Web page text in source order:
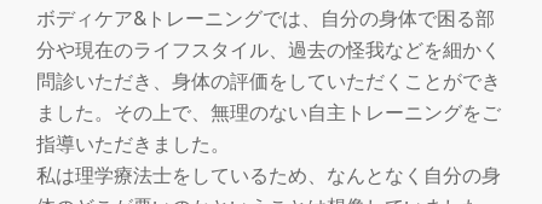
ボディケア&トレーニングでは、自分の身体で困る部
分や現在のライフスタイル、過去の怪我などを細かく
問診いただき、身体の評価をしていただくことができ
ました。その上で、無理のない自主トレーニングをご
指導いただきました。
私は理学療法士をしているため、なんとなく自分の身